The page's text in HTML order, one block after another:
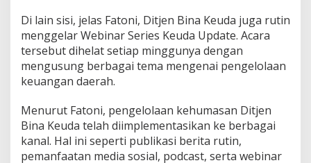
Di lain sisi, jelas Fatoni, Ditjen Bina Keuda juga rutin
menggelar Webinar Series Keuda Update. Acara
tersebut dihelat setiap minggunya dengan
mengusung berbagai tema mengenai pengelolaan
keuangan daerah.
Menurut Fatoni, pengelolaan kehumasan Ditjen
Bina Keuda telah diimplementasikan ke berbagai
kanal. Hal ini seperti publikasi berita rutin,
pemanfaatan media sosial, podcast, serta webinar